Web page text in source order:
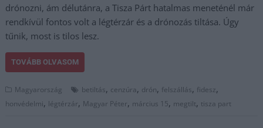
drónozni, ám délutánra, a Tisza Párt hatalmas meneténél már
rendkívül fontos volt a légtérzár és a drónozás tiltása. Úgy
tűnik, most is tilos lesz.
TOVÁBB OLVASOM
Magyarország betiltás, cenzúra, drón, felszállás, fidesz,
honvédelmi, légtérzár, Magyar Péter, március 15, megtilt, tisza part